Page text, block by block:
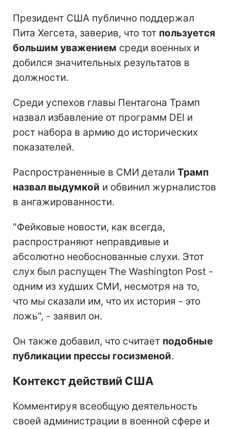
Президент США публично поддержал
Пита Хегсета, заверив, что тот пользуется
большим уважением среди военных и
добился значительных результатов в
должности.
Среди успехов главы Пентагона Трамп
назвал избавление от программ DEI и
рост набора в армию до исторических
показателей.
Распространенные в СМИ детали Трамп
назвал выдумкой и обвинил журналистов
в ангажированности.
"Фейковые новости, как всегда,
распространяют неправдивые и
абсолютно необоснованные слухи. Этот
слух был распущен The Washington Post -
одним из худших СМИ, несмотря на то,
что мы сказали им, что их история - это
ложь", - заявил он.
Он также добавил, что считает подобные
публикации прессы госизменой.
Контекст действий США
Комментируя всеобщую деятельность
своей администрации в военной сфере и